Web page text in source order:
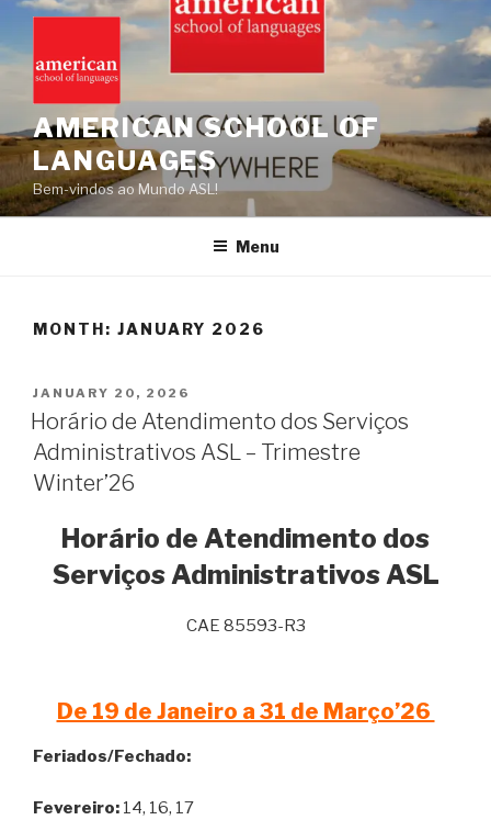
Skip
content
AMERICAN SCHOOL OF
LANGUAGES
Bem-vindos ao Mundo ASL!
Menu
MONTH: JANUARY 2026
POSTED
ON
JANUARY 20, 2026
Horário de Atendimento dos Serviços
Administrativos ASL – Trimestre
Winter’26
Horário de Atendimento dos
Serviços Administrativos ASL
CAE 85593-R3
De 19 de Janeiro a 31 de Março’26
Feriados/Fechado:
Fevereiro: 14, 16, 17